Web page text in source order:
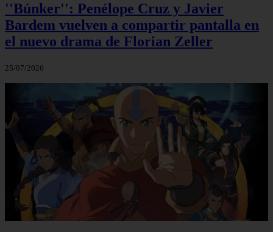
''Búnker'': Penélope Cruz y Javier
Bardem vuelven a compartir pantalla en
el nuevo drama de Florian Zeller
25/07/2026